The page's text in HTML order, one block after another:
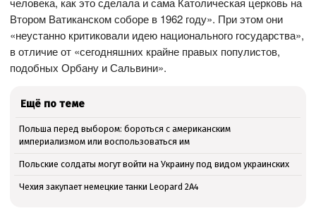
Втором Ватиканском соборе в 1962 году». При этом они
«неустанно критиковали идею национального государства»,
в отличие от «сегодняшних крайне правых популистов,
подобных Орбану и Сальвини».
Ещё по теме
Польша перед выбором: бороться с американским
империализмом или воспользоваться им
Польские солдаты могут войти на Украину под видом украинских
Чехия закупает немецкие танки Leopard 2A4